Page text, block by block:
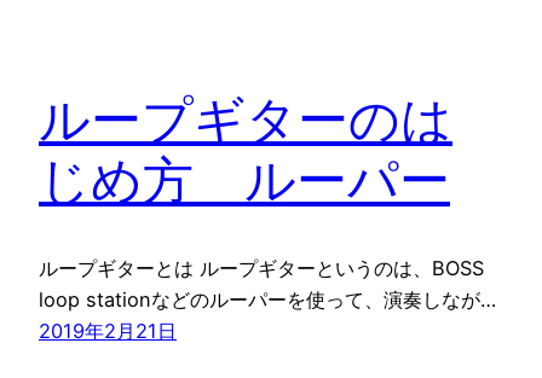
ループギターのは
じめ方 ルーパー
ループギターとは ループギターというのは、BOSS
loop stationなどのルーパーを使って、演奏しなが…
2019年2月21日